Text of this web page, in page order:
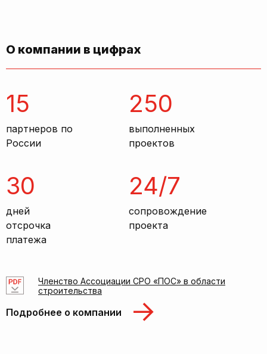
О компании в цифрах
15
партнеров по
России
250
выполненных
проектов
30
дней
отсрочка
платежа
24/7
сопровождение
проекта
Членство Ассоциации СРО «ПОС» в области
строительства
Подробнее о компании